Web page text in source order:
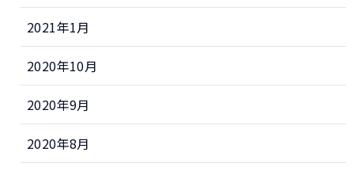
2021年1月
2020年10月
2020年9月
2020年8月